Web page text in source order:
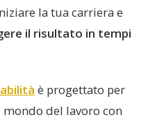
la tua carriera e
il risultato in tempi
è progettato per
del lavoro con